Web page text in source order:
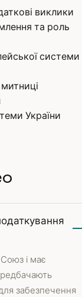
виклики
та роль
системи
України
і має
забезпечення